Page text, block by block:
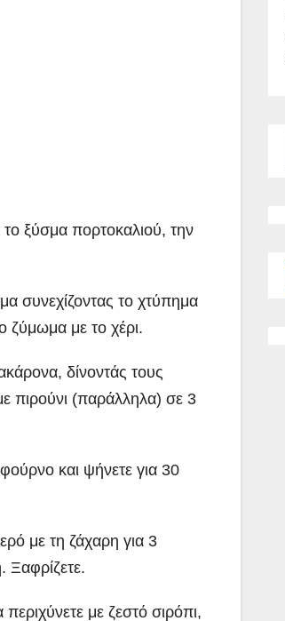
το ξύσμα πορτοκαλιού, την
συνεχίζοντας το χτύπημα
ζύμωμα με το χέρι.
δίνοντάς τους
πιρούνι (παράλληλα) σε 3
και ψήνετε για 30
με τη ζάχαρη για 3
Ξαφρίζετε.
με ζεστό σιρόπι,